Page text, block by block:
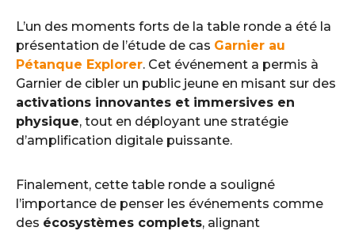
L’un des moments forts de la table ronde a été la
présentation de l’étude de cas Garnier au
Pétanque Explorer. Cet événement a permis à
Garnier de cibler un public jeune en misant sur des
activations innovantes et immersives en
physique, tout en déployant une stratégie
d’amplification digitale puissante.
Finalement, cette table ronde a souligné
l’importance de penser les événements comme
des écosystèmes complets, alignant